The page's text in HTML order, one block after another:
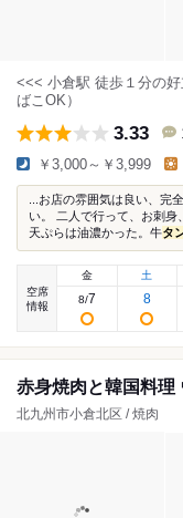
<<< 小倉駅 徒歩１分の
ばこOK）
3.33
￥3,000～￥3,999
...お店の雰囲気は良い、
い。 二人で行って、お刺身
天ぷらは油濃かった。牛タ
空席
情報
金
8/7
土
8
赤身焼肉と韓国料理
北九州市小倉北区 / 焼肉